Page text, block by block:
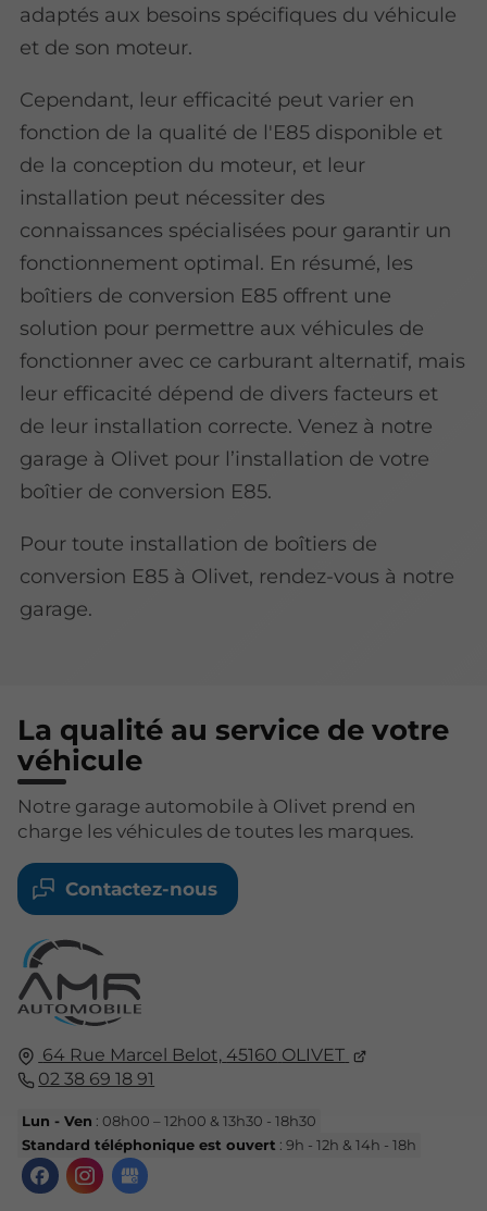
adaptés aux besoins spécifiques du véhicule
et de son moteur.
Cependant, leur efficacité peut varier en
fonction de la qualité de l'E85 disponible et
de la conception du moteur, et leur
installation peut nécessiter des
connaissances spécialisées pour garantir un
fonctionnement optimal. En résumé, les
boîtiers de conversion E85 offrent une
solution pour permettre aux véhicules de
fonctionner avec ce carburant alternatif, mais
leur efficacité dépend de divers facteurs et
de leur installation correcte. Venez à notre
garage à Olivet pour l’installation de votre
boîtier de conversion E85.
Pour toute installation de boîtiers de
conversion E85 à Olivet, rendez-vous à notre
garage.
64 Rue Marcel Belot, 45160 OLIVET
02 38 69 18 91
Lun - Ven : 08h00 – 12h00 & 13h30 - 18h30
Standard téléphonique est ouvert : 9h - 12h & 14h - 18h
La qualité au service de votre
véhicule
Notre garage automobile à Olivet prend en
charge les véhicules de toutes les marques.
Contactez-nous